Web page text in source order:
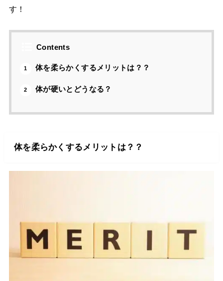
す！
Contents
1 体を柔らかくするメリットは？？
2 体が硬いとどうなる？
体を柔らかくするメリットは？？